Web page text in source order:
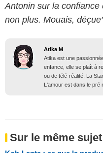
Antonin sur la
non plus. Mouais,
Atika M
Atika est une
enfance, elle se plaît à
ou de télé-réalité. La
L'amour est dans le pré
Sur le même sujet